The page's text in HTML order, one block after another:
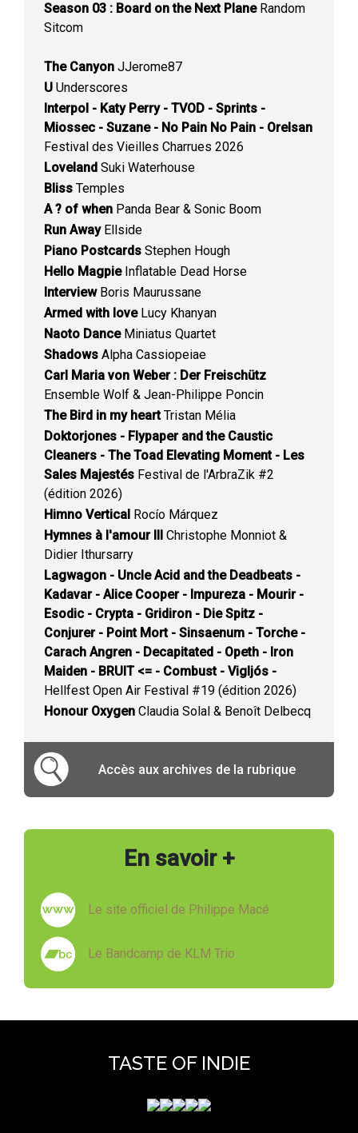
Season 03 : Board on the Next PlaneRandom
Sitcom
The Canyon JJerome87
U Underscores
Interpol - Katy Perry - TVOD - Sprints -
Miossec - Suzane - No Pain No Pain - Orelsan
Festival des Vieilles Charrues 2026
Loveland Suki Waterhouse
Bliss Temples
A ? of when Panda Bear & Sonic Boom
Run AwayEllside
Piano Postcards Stephen Hough
Hello MagpieInflatable Dead Horse
InterviewBoris Maurussane
Armed with loveLucy Khanyan
Naoto DanceMiniatus Quartet
Shadows Alpha Cassiopeiae
Carl Maria von Weber : Der Freischütz
Ensemble Wolf & Jean-Philippe Poncin
The Bird in my heartTristan Mélia
Doktorjones - Flypaper and the Caustic
Cleaners - The Toad Elevating Moment - Les
Sales Majestés Festival de l'ArbraZik #2
(édition 2026)
Himno Vertical Rocío Márquez
Hymnes à l'amour III Christophe Monniot &
Didier Ithursarry
Lagwagon - Uncle Acid and the Deadbeats -
Kadavar - Alice Cooper - Impureza - Mourir -
Esodic - Crypta - Gridiron - Die Spitz -
Conjurer - Point Mort - Sinsaenum - Torche -
Carach Angren - Decapitated - Opeth - Iron
Maiden - BRUIT <= - Combust - Vigljós -
Hellfest Open Air Festival #19 (édition 2026)
Honour Oxygen Claudia Solal & Benoît Delbecq
Accès aux archives de la rubrique
En savoir +
Le site officiel de Philippe Macé
Le Bandcamp de KLM Trio
TASTE OF INDIE